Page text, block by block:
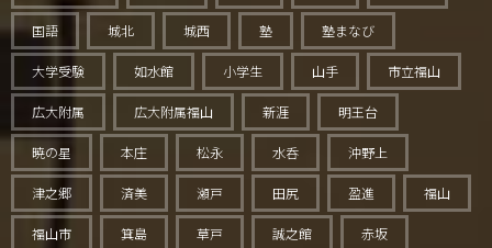
国語 城北 城西 塾 塾まなび
大学受験 如水館 小学生 山手 市立福山
広大附属 広大附属福山 新涯 明王台
暁の星 本庄 松永 水呑 沖野上
津之郷 済美 瀬戸 田尻 盈進 福山
福山市 箕島 草戸 誠之館 赤坂